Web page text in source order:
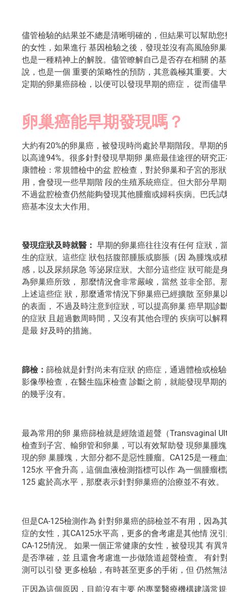
儘管檢驗的結果並不總是清晰明確的，但結果可以幫助
的女性，如果進行 基因檢驗之後，發現並沒有高風險卵
也是一種精神上的解脫。儘管瞭解自己是否存在相關 的
說，也是一個 重要的策略性的預防，其意義極其重要。
定期的卵巢癌篩檢，以便可以發現早期的癌症， 從而儘
卵巢癌能早期發現嗎？
大約有20%的卵巢癌，被發現時尚處於早期階段。早期
以高達94%。很多針對發現早期卵 巢癌最佳途徑的研究
康體檢：常規體檢中的盆 腔檢查，對於卵巢和子宮的形
用，會發現一些早期階 段的生殖系統癌症。但大部分早
不過盆腔檢查仍然能夠發現其他腫瘤或婦科疾病。巴氏
癌基本沒太大作用。
發現症狀及時就醫： 早期的卵巢癌往往沒有任何 症狀，
生的症狀。這些症 狀包括腹部腫脹或膨脹（因 為腫塊或
感，以及尿頻尿急 等泌尿症狀。大部分這些症 狀可能是
為卵巢癌所致， 那麼情況會非常嚴峻，當然 並非全部。
上述這些症 狀，那麼通常情況下卵巢癌已經擴散 至卵巢
的表面， 不過及時注意到症狀，可以提高卵巢 癌早期
的症狀 且超過數周時間，又沒有其他合理的 疾病可以
是最 好及時的措施。
篩檢： 篩檢就是針對尚未有症狀 的癌症，通過體檢或檢
影像學檢查，在醫生臨床檢查 診斷之前，就能發現早期
的幾乎沒有。
最為常用的卵 巢癌篩檢就是經陰道超聲（Transvaginal
檢查到子宮、輸卵管和卵巢，可以有效幫助發 現卵巢腫
現的卵 巢腫塊，大部分都不是惡性腫瘤。CA125是一種
125水 平會升高，這個血液檢測指標可以作 為一個腫瘤
125 處於高水平，那麼表示針對卵巢癌的治療並不有效。
但是CA-125檢測作為 針對卵巢癌的篩檢並不有用，因為
症的女性，其CA125水平高，更多的會考慮是其他情 況
CA-125情況。 如果一個正常健康的女性，被發現其 有
是否準確，並 且還會考慮進一步做陰道超聲檢查。 有針
測可以引發 更多檢驗，有時甚至更多的手術，但 仍然無
正因為這個原因，目前沒有主要 的專業醫療機構建議常